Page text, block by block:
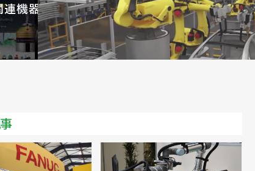
がコンパクトで軽量／ユニバーサルロボット
万人突破／ユニバーサルロボット
12日から／ユニバーサルロボット